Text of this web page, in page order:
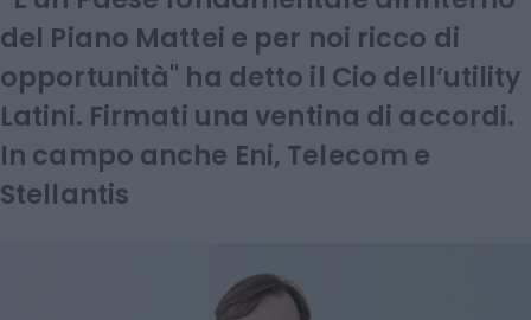
del Piano Mattei e per noi ricco di
opportunità" ha detto il Cio dell’utility
Latini. Firmati una ventina di accordi.
In campo anche Eni, Telecom e
Stellantis